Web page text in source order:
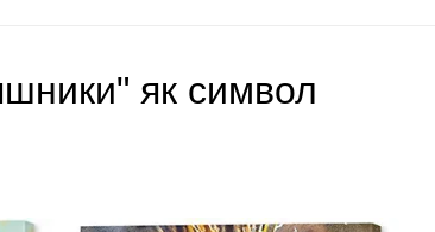
як символ